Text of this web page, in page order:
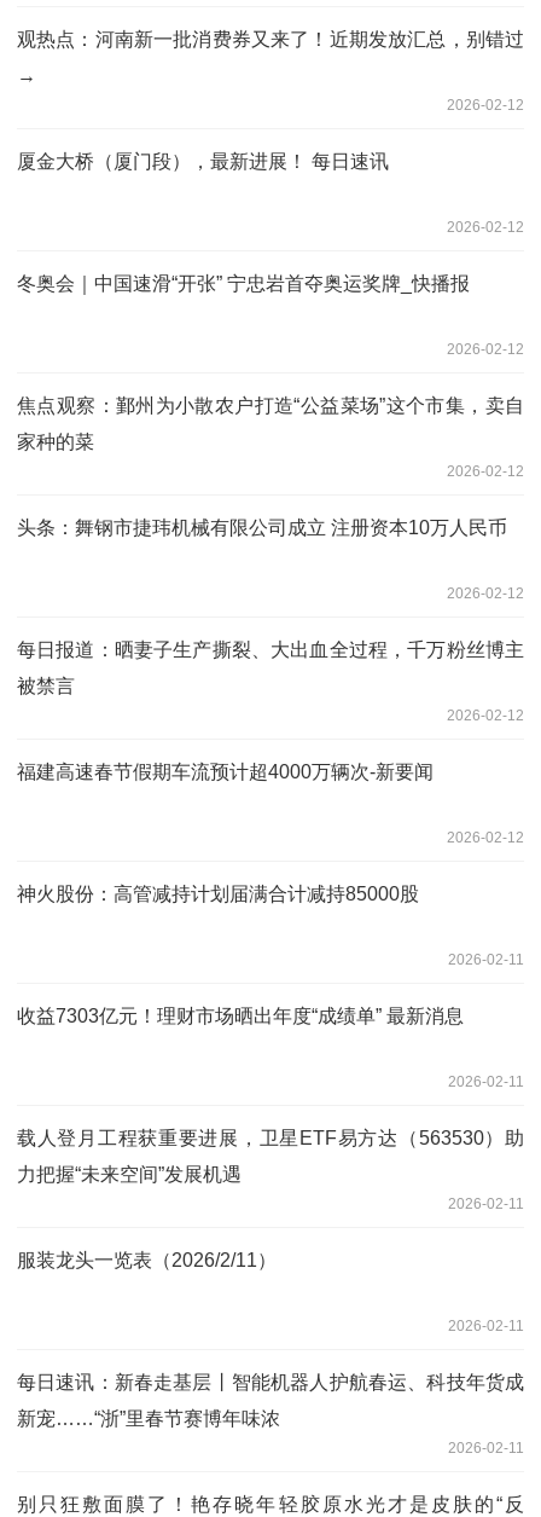
观热点：河南新一批消费券又来了！近期发放汇总，别错过
→
2026-02-12
厦金大桥（厦门段），最新进展！ 每日速讯
2026-02-12
冬奥会｜中国速滑“开张” 宁忠岩首夺奥运奖牌_快播报
2026-02-12
焦点观察：鄞州为小散农户打造“公益菜场”这个市集，卖自
家种的菜
2026-02-12
头条：舞钢市捷玮机械有限公司成立 注册资本10万人民币
2026-02-12
每日报道：晒妻子生产撕裂、大出血全过程，千万粉丝博主
被禁言
2026-02-12
福建高速春节假期车流预计超4000万辆次-新要闻
2026-02-12
神火股份：高管减持计划届满合计减持85000股
2026-02-11
收益7303亿元！理财市场晒出年度“成绩单” 最新消息
2026-02-11
载人登月工程获重要进展，卫星ETF易方达（563530）助
力把握“未来空间”发展机遇
2026-02-11
服装龙头一览表（2026/2/11）
2026-02-11
每日速讯：新春走基层丨智能机器人护航春运、科技年货成
新宠……“浙”里春节赛博年味浓
2026-02-11
别只狂敷面膜了！艳存晓年轻胶原水光才是皮肤的“反